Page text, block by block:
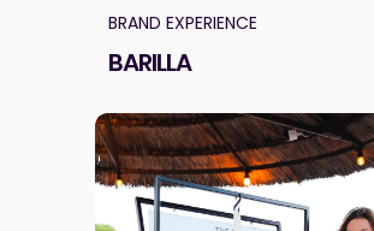
BRAND EXPERIENCE
BARILLA